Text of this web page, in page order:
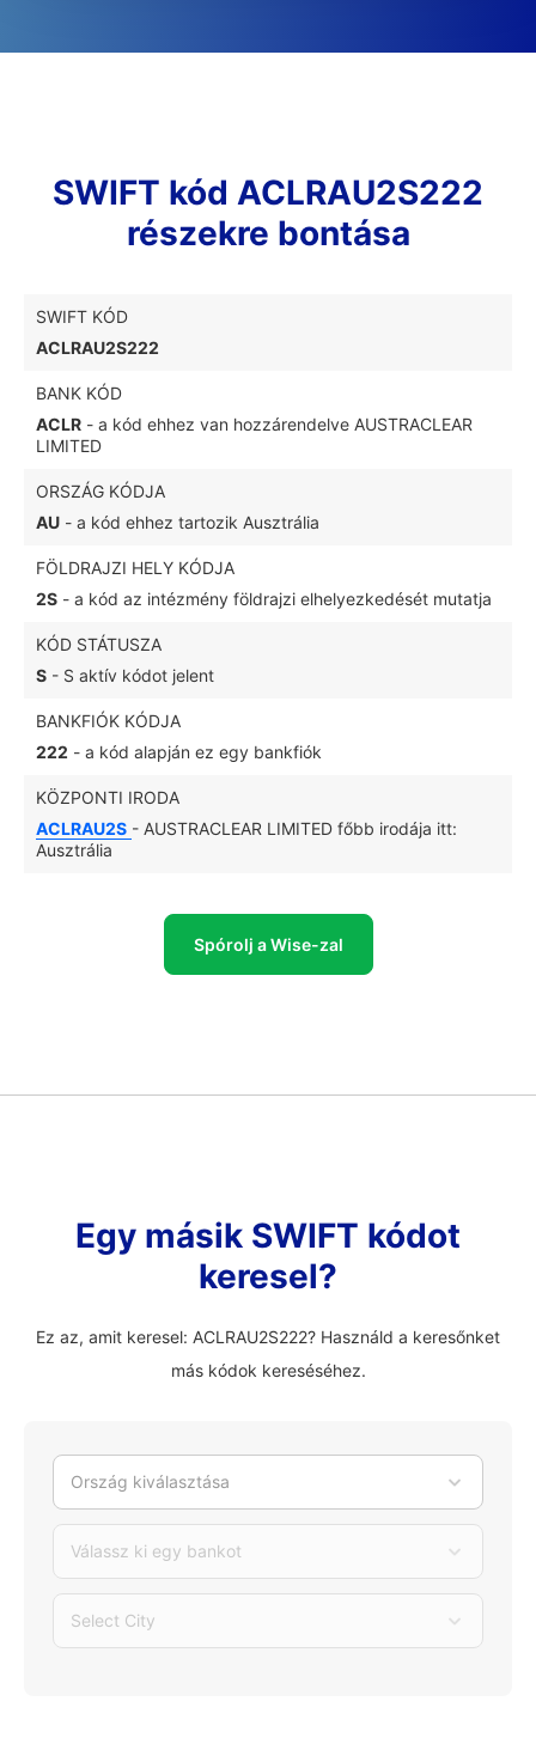
SWIFT kód ACLRAU2S222
részekre bontása
SWIFT KÓD
ACLRAU2S222
BANK KÓD
ACLR - a kód ehhez van hozzárendelve AUSTRACLEAR
LIMITED
ORSZÁG KÓDJA
AU - a kód ehhez tartozik Ausztrália
FÖLDRAJZI HELY KÓDJA
2S - a kód az intézmény földrajzi elhelyezkedését mutatja
KÓD STÁTUSZA
S - S aktív kódot jelent
BANKFIÓK KÓDJA
222 - a kód alapján ez egy bankfiók
KÖZPONTI IRODA
ACLRAU2S - AUSTRACLEAR LIMITED főbb irodája itt:
Ausztrália
Spórolj a Wise-zal
Egy másik SWIFT kódot
keresel?
Ez az, amit keresel: ACLRAU2S222? Használd a keresőnket
más kódok kereséséhez.
Ország kiválasztása
Válassz ki egy bankot
Select City